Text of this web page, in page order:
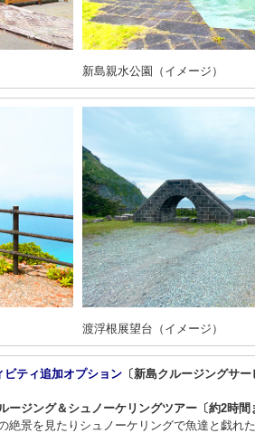
新島親水公園（イメージ）
渡浮根展望台（イメージ）
ビティ追加オプション 〔新島クルージングサー
ージング＆シュノーケリングツアー〔約2時間
絶景を見たりシュノーケリングで魚達と戯れ